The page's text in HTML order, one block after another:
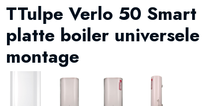
TTulpe Verlo 50 Smart
platte boiler universele
montage